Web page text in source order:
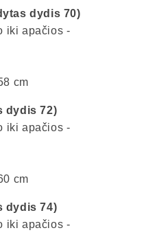
dydis 70)
iki apačios -
cm
dydis 72)
iki apačios -
cm
dydis 74)
iki apačios -